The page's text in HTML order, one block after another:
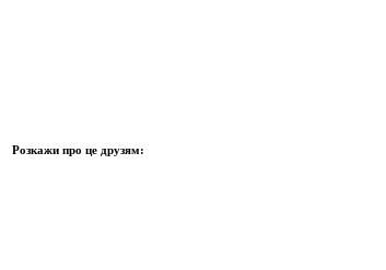
Розкажи про це друзям: